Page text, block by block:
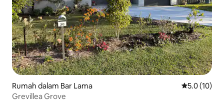
Rumah dalam Bar Lama Penarafan
5.0 (10)
Grevillea Grove